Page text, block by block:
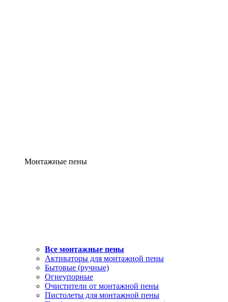
Монтажные пены
Все монтажные пены
Активаторы для монтажной пены
Бытовые (ручные)
Огнеупорные
Очистители от монтажной пены
Пистолеты для монтажной пены